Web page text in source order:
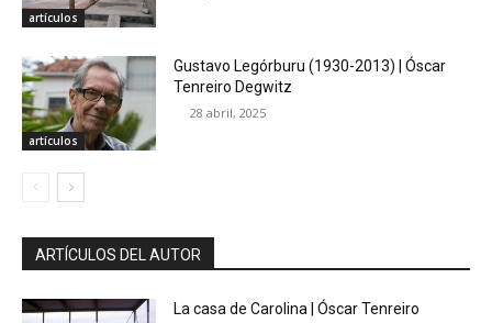
artículos
artículos
Gustavo Legórburu (1930-2013) | Óscar
Tenreiro Degwitz
28 abril, 2025
ARTÍCULOS DEL AUTOR
La casa de Carolina | Óscar Tenreiro